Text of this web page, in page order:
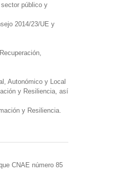
público y
2014/23/UE y
Autonómico y Local
y Resiliencia, así
y Resiliencia.
CNAE número 85